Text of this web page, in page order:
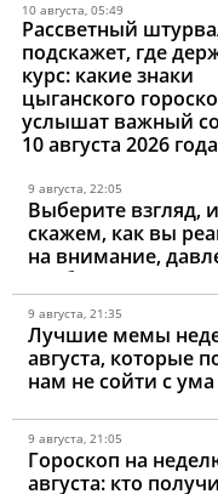
10 августа, 05:49
Рассветный
подскажет, где
курс: какие знаки
цыганского
услышат важный
10 августа 2026 года
9 августа, 22:05
Выберите взгляд,
скажем, как вы
на внимание,
необходимость
9 августа, 21:35
Лучшие мемы
августа, которые
нам не сойти с ума
9 августа, 21:05
Гороскоп на
августа: кто